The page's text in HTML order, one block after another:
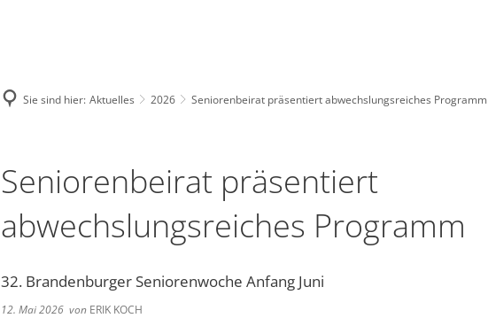
Sie sind hier: Aktuelles 2026 Seniorenbeirat präsentiert abwechslungsreiches Programm
Seniorenbeirat präsentiert
abwechslungsreiches Programm
32. Brandenburger Seniorenwoche Anfang Juni
12. Mai 2026 von ERIK KOCH